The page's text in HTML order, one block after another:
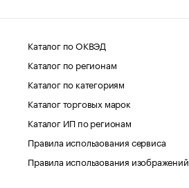
Каталог по ОКВЭД
Каталог по регионам
Каталог по категориям
Каталог торговых марок
Каталог ИП по регионам
Правила использования сервиса
Правила использования изображений